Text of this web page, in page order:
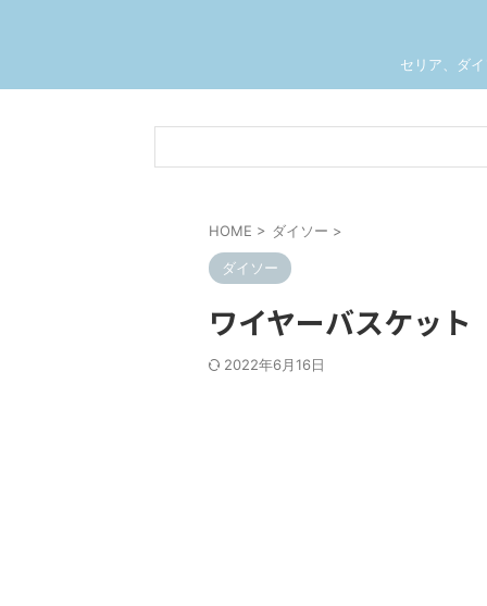
セリア、ダ
HOME > ダイソー >
ダイソー
ワイヤーバスケット
2022年6月16日